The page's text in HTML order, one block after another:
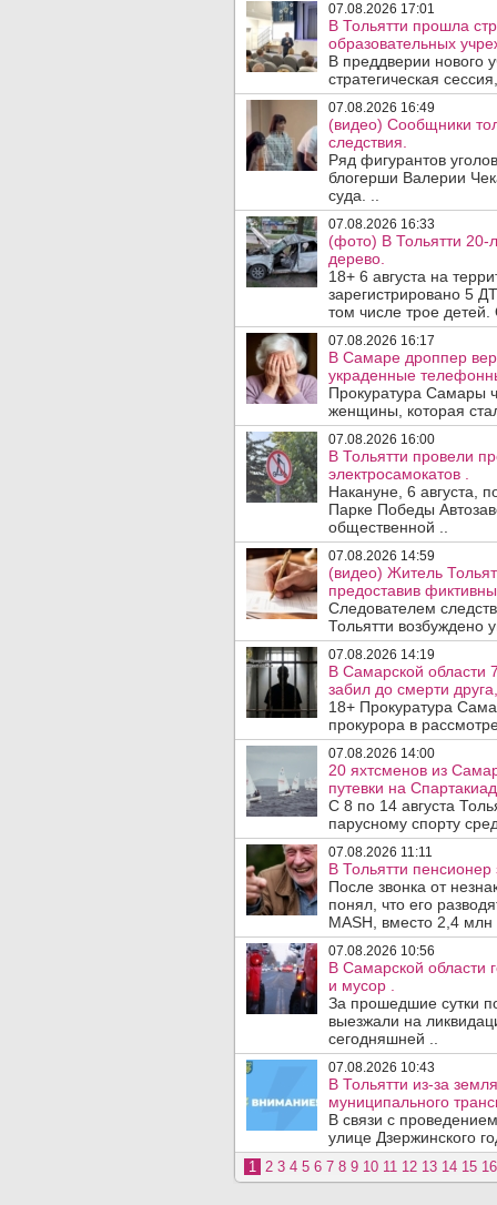
07.08.2026 17:01
В Тольятти прошла
образовательных
В преддверии нового
стратегическая
07.08.2026 16:49
(видео) Сообщники
следствия.
Ряд фигурантов
блогерши Валерии
суда. ..
07.08.2026 16:33
(фото) В Тольятти 20-
дерево.
18+ 6 августа на
зарегистрировано 5
том числе трое
07.08.2026 16:17
В Самаре дроппер
украденные
Прокуратура Самары
женщины, которая
07.08.2026 16:00
В Тольятти провели
электросамокатов .
Накануне, 6 августа,
Парке Победы
общественной ..
07.08.2026 14:59
(видео) Житель
предоставив
Следователем
Тольятти возбуждено
07.08.2026 14:19
В Самарской области
забил до смерти
18+ Прокуратура
прокурора в
07.08.2026 14:00
20 яхтсменов из
путевки на
С 8 по 14 августа
парусному спорту
07.08.2026 11:11
В Тольятти
После звонка от
понял, что его
MASH, вместо 2,4 млн
07.08.2026 10:56
В Самарской области
и мусор .
За прошедшие сутки
выезжали на
сегодняшней ..
07.08.2026 10:43
В Тольятти из-за
муниципального
В связи с
улице Дзержинского
1 2 3 4 5 6 7 8 9 10 11 12 13 14 15 16